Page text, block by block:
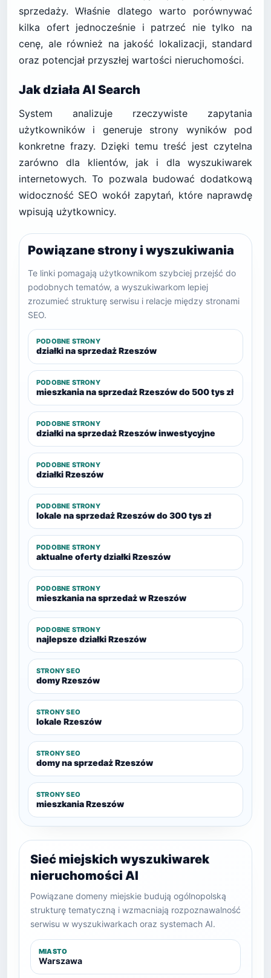
sprzedaży. Właśnie dlatego warto porównywać
kilka ofert jednocześnie i patrzeć nie tylko na
cenę, ale również na jakość lokalizacji, standard
oraz potencjał przyszłej wartości nieruchomości.
Jak działa AI Search
System analizuje rzeczywiste zapytania
użytkowników i generuje strony wyników pod
konkretne frazy. Dzięki temu treść jest czytelna
zarówno dla klientów, jak i dla wyszukiwarek
internetowych. To pozwala budować dodatkową
widoczność SEO wokół zapytań, które naprawdę
wpisują użytkownicy.
Powiązane strony i wyszukiwania
Te linki pomagają użytkownikom szybciej przejść do
podobnych tematów, a wyszukiwarkom lepiej
zrozumieć strukturę serwisu i relacje między stronami
SEO.
PODOBNE STRONY
działki na sprzedaż Rzeszów
PODOBNE STRONY
mieszkania na sprzedaż Rzeszów do 500 tys zł
PODOBNE STRONY
działki na sprzedaż Rzeszów inwestycyjne
PODOBNE STRONY
działki Rzeszów
PODOBNE STRONY
lokale na sprzedaż Rzeszów do 300 tys zł
PODOBNE STRONY
aktualne oferty działki Rzeszów
PODOBNE STRONY
mieszkania na sprzedaż w Rzeszów
PODOBNE STRONY
najlepsze działki Rzeszów
STRONY SEO
domy Rzeszów
STRONY SEO
lokale Rzeszów
STRONY SEO
domy na sprzedaż Rzeszów
STRONY SEO
mieszkania Rzeszów
Sieć miejskich wyszukiwarek
nieruchomości AI
Powiązane domeny miejskie budują ogólnopolską
strukturę tematyczną i wzmacniają rozpoznawalność
serwisu w wyszukiwarkach oraz systemach AI.
MIASTO
Warszawa